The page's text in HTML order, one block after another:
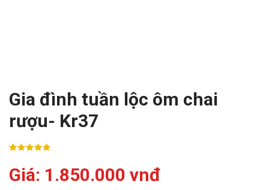
Gia đình tuần lộc ôm chai
rượu- Kr37
Giá: 1.850.000 vnđ